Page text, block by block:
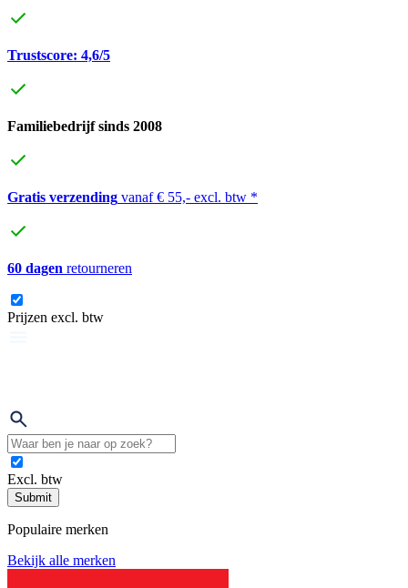
Trustscore: 4,6/5
Familiebedrijf sinds 2008
Gratis verzending vanaf € 55,- excl. btw *
60 dagen retourneren
Prijzen excl. btw
Excl. btw
Submit
Populaire merken
Bekijk alle merken